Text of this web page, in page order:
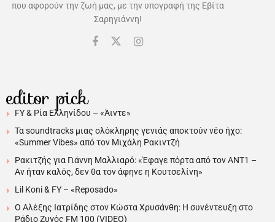
που αφορούν την ζωή μας, με την υπογραφή της Εβίτα
Σαρηγιάννη!
editor pick
FY & Ρία Ελληνίδου – «Άιντε»
Τα soundtracks μιας ολόκληρης γενιάς αποκτούν νέο ήχο:
«Summer Vibes» από τον Μιχάλη Ρακιντζή
Ρακιτζής για Γιάννη Μαλλιαρό: «Έφαγε πόρτα από τον ΑΝΤ1 –
Αν ήταν καλός, δεν θα τον άφηνε η Κουτσελίνη»
Lil Koni & FY – «Reposado»
Ο Αλέξης Ιατρίδης στον Κώστα Χρυσάνθη: Η συνέντευξη στο
Ράδιο Ζυγός FM 100 (VIDEO)